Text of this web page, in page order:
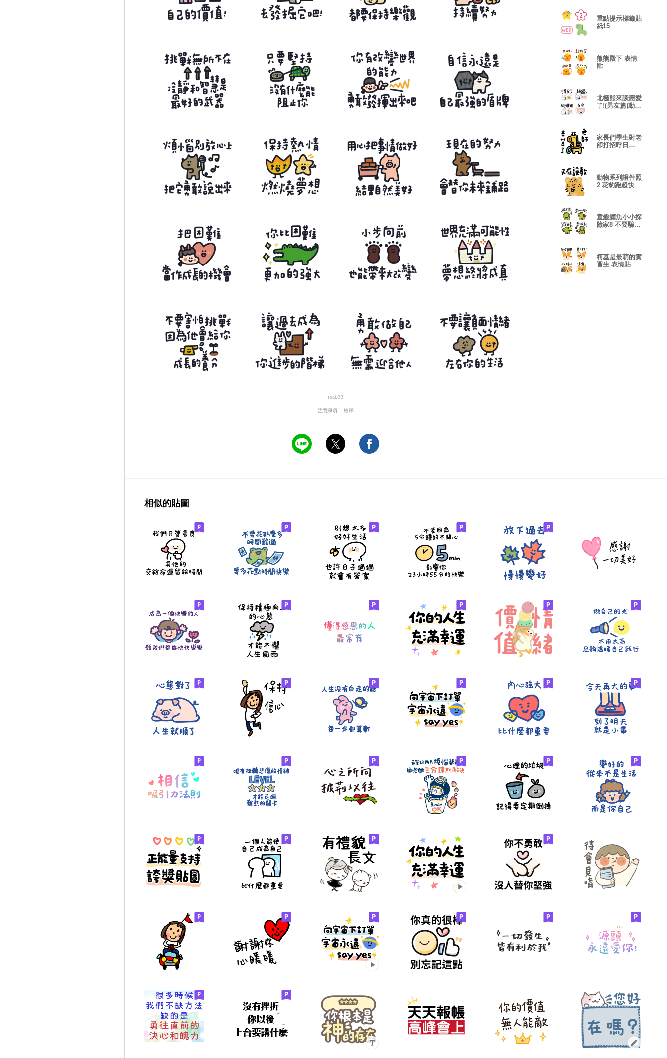
tsai.83
注意事項 檢舉
重點提示標籤貼
紙15
熊熊殿下 表情
貼
北極熊來談戀愛
了!(男友篇)動態
家長們學生對老
師打招呼日
動物系列證件照
2 花豹跑超快
童趣鱷魚小小探
險家8 不要騙
柯基是最萌的實
習生 表情貼
相似的貼圖